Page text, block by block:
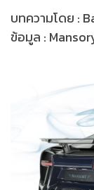
บทความโดย :
ข้อมูล :